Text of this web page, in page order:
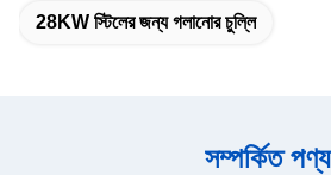
28KW স্টিলের জন্য গলানোর চুল্লি
সম্পর্কিত পণ্য